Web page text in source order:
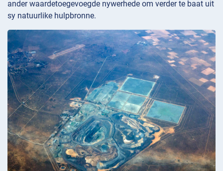
ander waardetoegevoegde nywerhede om verder te baat uit
sy natuurlike hulpbronne.